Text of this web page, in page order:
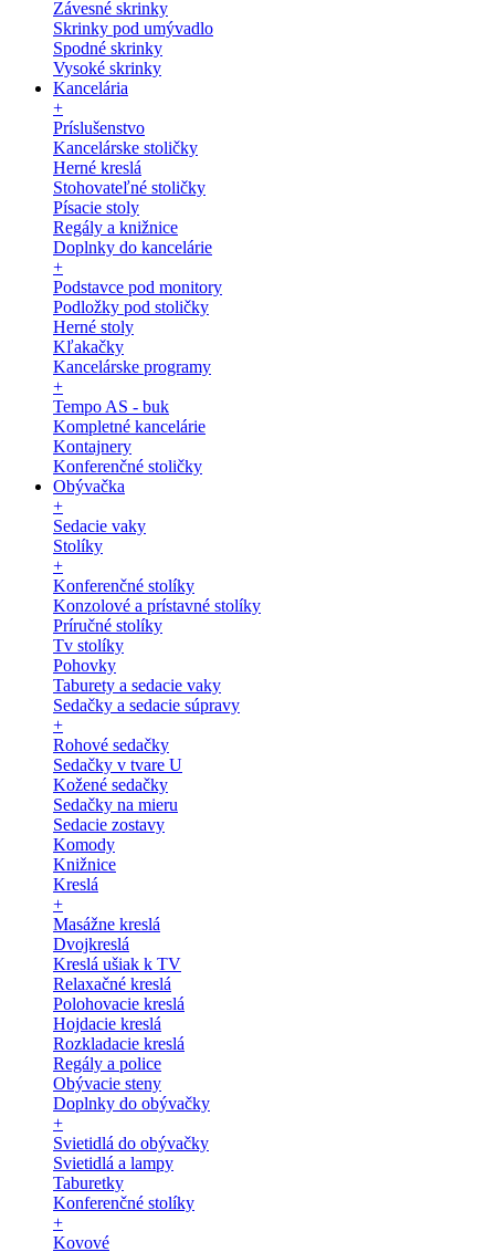
Závesné skrinky
Skrinky pod umývadlo
Spodné skrinky
Vysoké skrinky
Kancelária
+
Príslušenstvo
Kancelárske stoličky
Herné kreslá
Stohovateľné stoličky
Písacie stoly
Regály a knižnice
Doplnky do kancelárie
+
Podstavce pod monitory
Podložky pod stoličky
Herné stoly
Kľakačky
Kancelárske programy
+
Tempo AS - buk
Kompletné kancelárie
Kontajnery
Konferenčné stoličky
Obývačka
+
Sedacie vaky
Stolíky
+
Konferenčné stolíky
Konzolové a prístavné stolíky
Príručné stolíky
Tv stolíky
Pohovky
Taburety a sedacie vaky
Sedačky a sedacie súpravy
+
Rohové sedačky
Sedačky v tvare U
Kožené sedačky
Sedačky na mieru
Sedacie zostavy
Komody
Knižnice
Kreslá
+
Masážne kreslá
Dvojkreslá
Kreslá ušiak k TV
Relaxačné kreslá
Polohovacie kreslá
Hojdacie kreslá
Rozkladacie kreslá
Regály a police
Obývacie steny
Doplnky do obývačky
+
Svietidlá do obývačky
Svietidlá a lampy
Taburetky
Konferenčné stolíky
+
Kovové